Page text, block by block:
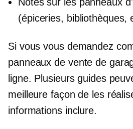
(épiceries, bibliothèques,
Si vous vous demandez
panneaux de vente de
ligne. Plusieurs guides
meilleure façon de les
informations inclure.